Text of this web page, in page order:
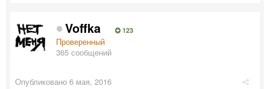
Voffka 123
Проверенный
365 сообщений
Опубликовано 6 мая, 2016